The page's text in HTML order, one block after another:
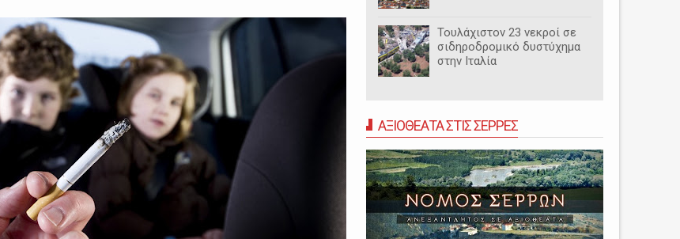
Τουλάχιστον 23 νεκροί σε
σιδηροδρομικό δυστύχημα
στην Ιταλία
ΑΞΙΟΘΕΑΤΑ ΣΤΙΣ ΣΕΡΡΕΣ